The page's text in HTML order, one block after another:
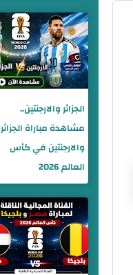
الجزائر والارجنتين..
مشاهدة مباراة الجزائر
والارجنتين في كأس
العالم 2026